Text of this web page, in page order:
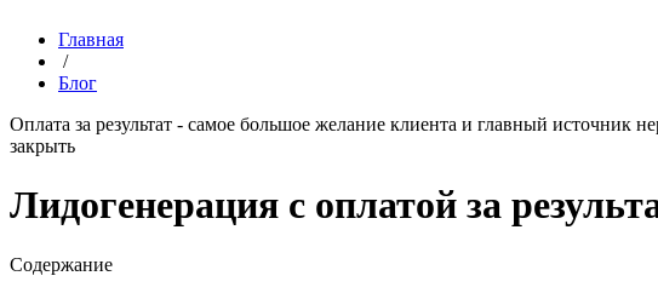
Главная
/
Блог
Оплата за результат - самое большое желание клиента и главный источник
закрыть
Лидогенерация с оплатой за
Содержание